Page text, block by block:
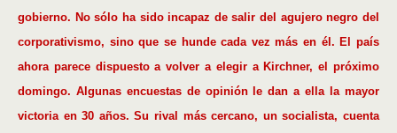
gobierno. No sólo ha sido incapaz de salir del agujero negro del
corporativismo, sino que se hunde cada vez más en él. El país
ahora parece dispuesto a volver a elegir a Kirchner, el próximo
domingo. Algunas encuestas de opinión le dan a ella la mayor
victoria en 30 años. Su rival más cercano, un socialista, cuenta